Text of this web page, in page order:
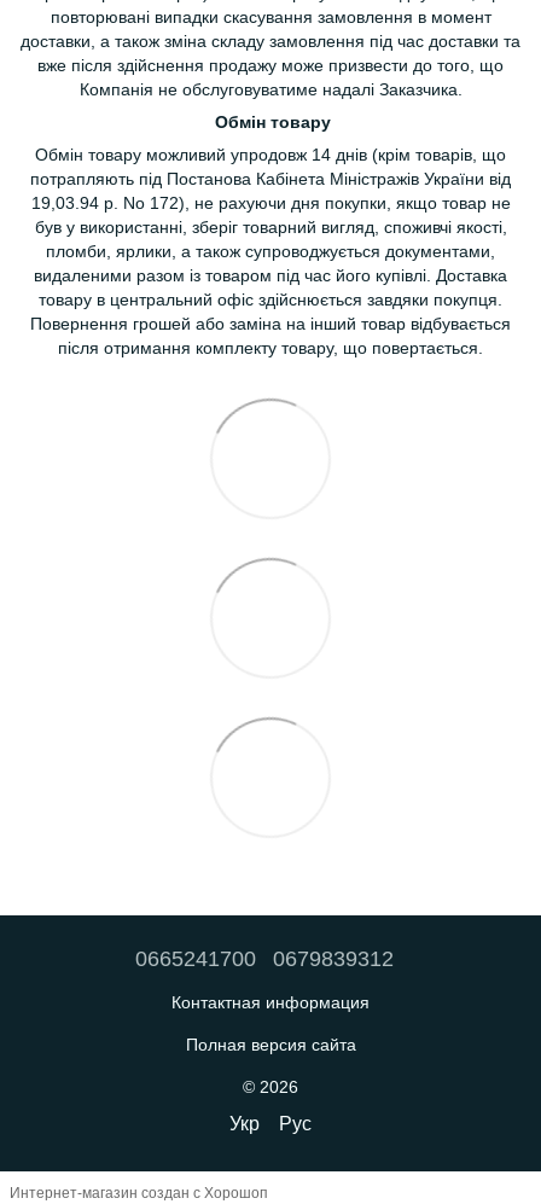
повторювані випадки скасування замовлення в момент
доставки, а також зміна складу замовлення під час доставки та
вже після здійснення продажу може призвести до того, що
Компанія не обслуговуватиме надалі Заказчика.
Обмін товару
Обмін товару можливий упродовж 14 днів (крім товарів, що
потрапляють під Постанова Кабінета Міністражів України від
19,03.94 р. No 172), не рахуючи дня покупки, якщо товар не
був у використанні, зберіг товарний вигляд, споживчі якості,
пломби, ярлики, а також супроводжується документами,
видаленими разом із товаром під час його купівлі. Доставка
товару в центральний офіс здійснюється завдяки покупця.
Повернення грошей або заміна на інший товар відбувається
після отримання комплекту товару, що повертається.
0665241700 0679839312
Контактная информация
Полная версия сайта
© 2026
Укр Рус
Интернет-магазин создан с Хорошоп